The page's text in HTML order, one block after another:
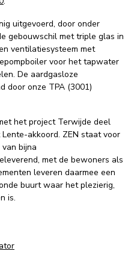
uitgevoerd, door onder
gebouwschil met triple glas in
ventilatiesysteem met
voor het tapwater
De aardgasloze
door onze TPA (3001)
het project Terwijde deel
akkoord. ZEN staat voor
bijna
met de bewoners als
leveren daarmee een
buurt waar het plezierig,
is.